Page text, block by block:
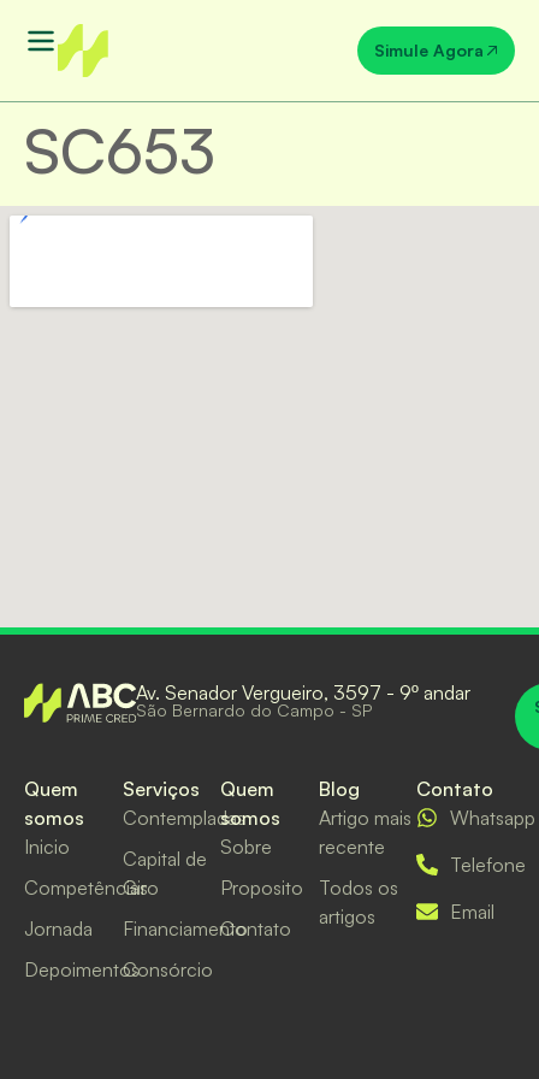
Simule Agora
SC653
Av. Senador Vergueiro, 3597 - 9º andar
São Bernardo do Campo - SP
Quem
somos
Inicio
Competências
Jornada
Depoimentos
Serviços
Contempladas
Capital de
Giro
Financiamento
Consórcio
Quem
somos
Sobre
Proposito
Contato
Blog
Artigo mais
recente
Todos os
artigos
Contato
Whatsapp
Telefone
Email